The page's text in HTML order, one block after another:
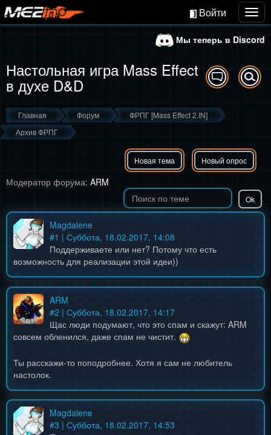
Войти
Мы теперь в Discord
Настольная игра Mass Effect
в духе D&D
Главная Форум
ФРПГ [Mass Effect 2.IN]
Архив ФРПГ
Новая тема Новый опрос
Модератор форума: ARM
Magdalene
#1 | Суббота, 18.02.2017, 14:08
Поддерживаете или нет? Потому что есть
возможность для реализации этой идеи))
ARM
#2 | Суббота, 18.02.2017, 14:17
Щас люди подумают, что это спам и скажут: ARM
совсем обленился, даже спам не чистит.
Ты расскажи-то поподробнее. Хотя я сам не любитель
настолок.
Magdalene
#3 | Суббота, 18.02.2017, 14:53